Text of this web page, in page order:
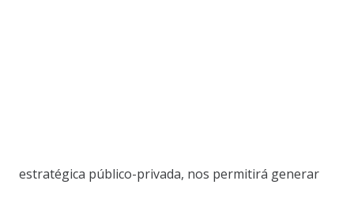
estratégica público-privada, nos permitirá generar